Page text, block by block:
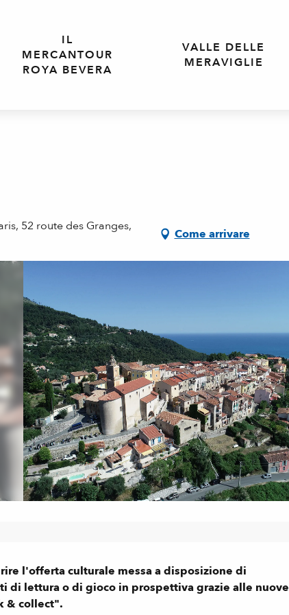
IL
MERCANTOUR
ROYA BEVERA
VALLE DELLE
MERAVIGLIE
52 route des Granges,
Come arrivare
l'offerta culturale messa a disposizione di
di lettura o di gioco in prospettiva grazie alle nuove
& collect".